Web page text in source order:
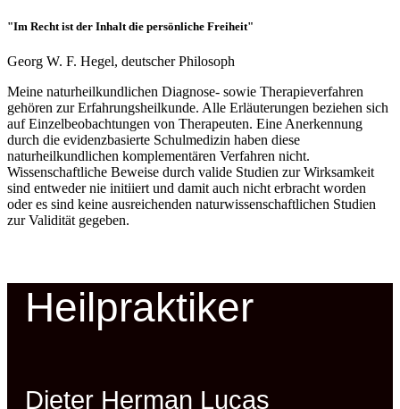
"Im Recht ist der Inhalt die persönliche Freiheit"
Georg W. F. Hegel, deutscher Philosoph
Meine naturheilkundlichen Diagnose- sowie Therapieverfahren
gehören zur Erfahrungsheilkunde. Alle Erläuterungen beziehen sich
auf Einzelbeobachtungen von Therapeuten. Eine Anerkennung
durch die evidenzbasierte Schulmedizin haben diese
naturheilkundlichen komplementären Verfahren nicht.
Wissenschaftliche Beweise durch valide Studien zur Wirksamkeit
sind entweder nie initiiert und damit auch nicht erbracht worden
oder es sind keine ausreichenden naturwissenschaftlichen Studien
zur Validität gegeben.
Heilpraktiker
Dieter Herman Lucas